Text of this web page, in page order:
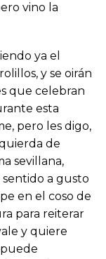
vino la
ya el
y se oirán
que celebran
esta
pero les digo,
de
sevillana,
sentido a gusto
en el coso de
para reiterar
y quiere